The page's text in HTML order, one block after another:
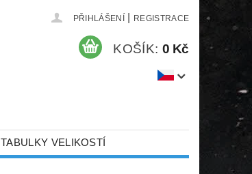
PŘIHLÁŠENÍ REGISTRACE
KOŠÍK: 0 Kč
TABULKY VELIKOSTÍ